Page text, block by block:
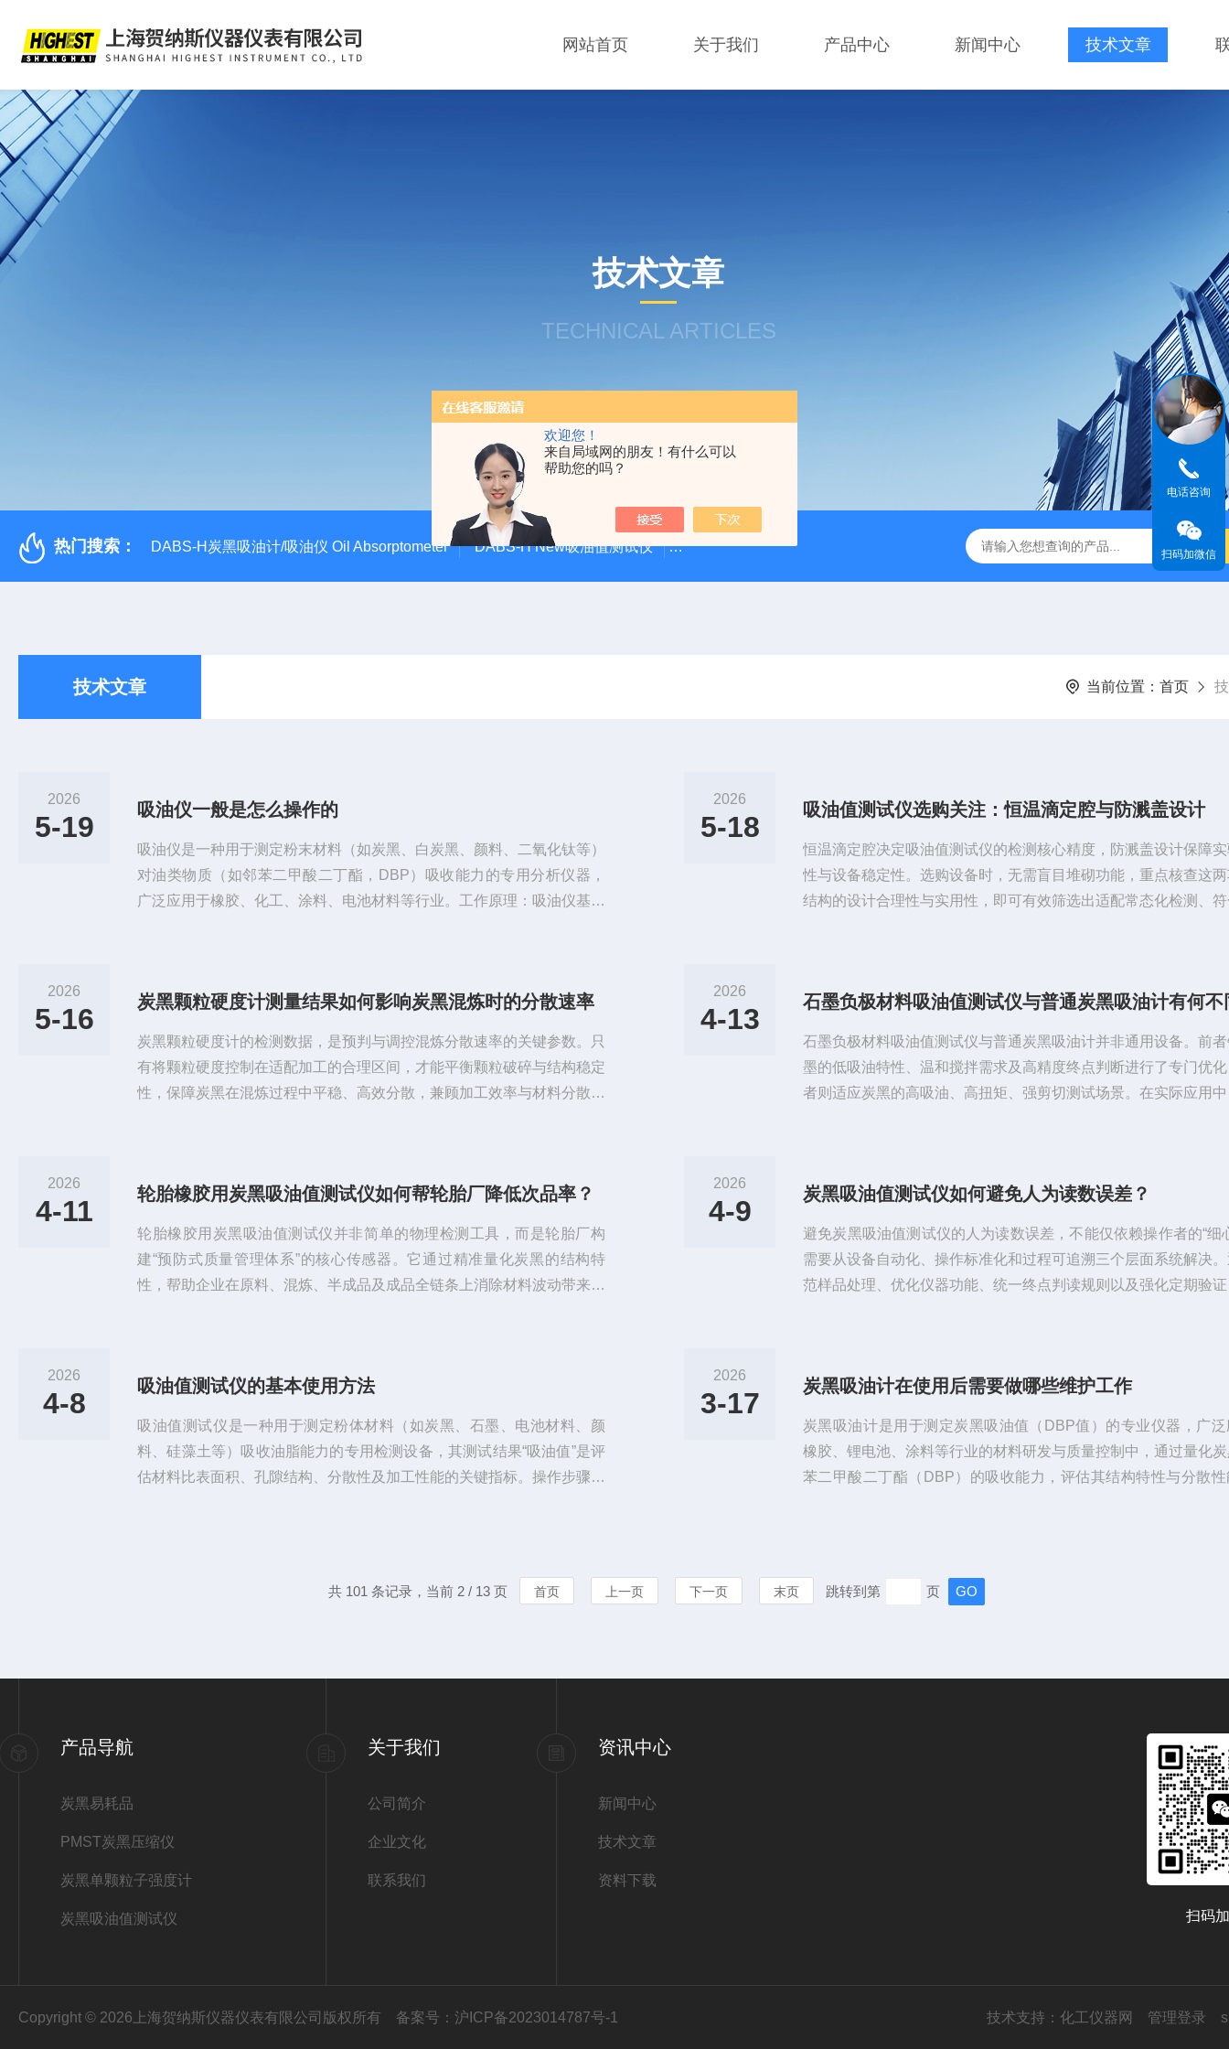
欢迎您！
来自局域网的朋友！有什么可以
帮助您的吗？
网站首页 关于我们 产品中心 新闻中心 技术文章
技术文章
TECHNICAL ARTICLES
热门搜索： DABS-H炭黑吸油计/吸油仪 Oil Absorptometer DABS-H New吸油值测试仪 DABS-01吸油值测试仪/炭黑吸油计 A9,B9,C9,D9,E9,F9,H9SRB9 标准炭黑
技术文章 当前位置： 首页
2026
5-19
吸油仪一般是怎么操作的
吸油仪‌是一种用于测定粉末材料（如炭黑、白炭黑、颜料、二氧化钛等）
对油类物质（如邻苯二甲酸二丁酯，DBP）吸收能力的专用分析仪器，
广泛应用于橡胶、化工、涂料、电池材料等行业。工作原理：吸油仪基于‌
耗的油量即为‌吸油值‌。测试能力范围：炭黑、吸油及压缩吸油白炭黑吸油
2026
5-18
吸油值测试仪选购关注：恒温滴定腔与防溅盖设计
恒温滴定腔决定吸油值测试仪的检测核心精度，防溅盖设计保障
性与设备稳定性。选购设备时，无需盲目堆砌功能，重点核查这
结构的设计合理性与实用性，即可有效筛选出适配常态化检测、
剂黏度、粉体吸附特性均会随温度波动产生变化。环境温度偏高
2026
5-16
炭黑颗粒硬度计测量结果如何影响炭黑混炼时的分散速率
炭黑颗粒硬度计的检测数据，是预判与调控混炼分散速率的关键参数。只
有将颗粒硬度控制在适配加工的合理区间，才能平衡颗粒破碎与结构稳定
性，保障炭黑在混炼过程中平稳、高效分散，兼顾加工效率与材料分散质
供了重要依据。颗粒硬度与分散速率之间存在明确的关联机制，理解这一
2026
4-13
石墨负极材料吸油值测试仪与普通炭黑吸油计有何不
石墨负极材料吸油值测试仪与普通炭黑吸油计并非通用设备。前
墨的低吸油特性、温和搅拌需求及高精度终点判断进行了专门优
者则适应炭黑的高吸油、高扭矩、强剪切测试场景。在实际应用
本原理。测试过程中，仪器通过恒定的搅拌和滴加液体方式，使
2026
4-11
轮胎橡胶用炭黑吸油值测试仪如何帮轮胎厂降低次品率？
轮胎橡胶用炭黑吸油值测试仪并非简单的物理检测工具，而是轮胎厂构
建“预防式质量管理体系”的核心传感器。它通过精准量化炭黑的结构特
性，帮助企业在原料、混炼、半成品及成品全链条上消除材料波动带来的
损或崩花掉块。只有吸油值稳定的炭黑，才能保证混炼胶的门尼粘度、硫
2026
4-9
炭黑吸油值测试仪如何避免人为读数误差？
避免炭黑吸油值测试仪的人为读数误差，不能仅依赖操作者的“细
需要从设备自动化、操作标准化和过程可追溯三个层面系统解决
范样品处理、优化仪器功能、统一终点判读规则以及强化定期验
动。建议：严格按照标准（如ASTMD2414、GB/T3780.2）规
2026
4-8
吸油值测试仪的基本使用方法
吸油值测试仪‌是一种用于测定粉体材料（如炭黑、石墨、电池材料、颜
料、硅藻土等）吸收油脂能力的专用检测设备，其测试结果“吸油值”是评
估材料比表面积、孔隙结构、分散性及加工性能的关键指标。操作步骤：
封避光保存，避免吸湿或氧化。‌仪器校准‌：每日使用前校准滴定泵...
2026
3-17
炭黑吸油计在使用后需要做哪些维护工作
炭黑吸油计‌是用于测定炭黑吸油值（DBP值）的专业仪器，广
橡胶、锂电池、涂料等行业的材料研发与质量控制中，通过量化
苯二甲酸二丁酯（DBP）的吸收能力，评估其结构特性与分散
提升补强效果；在‌锂电池领域‌，导电炭黑的吸油值影响电极浆料
与电解...
共 101 条记录，当前 2 / 13 页 首页 上一页 下一页 末页 跳转到第 页
产品导航
炭黑易耗品
PMST炭黑压缩仪
炭黑单颗粒子强度计
炭黑吸油值测试仪
关于我们
公司简介
企业文化
联系我们
资讯中心
新闻中心
技术文章
资料下载
扫码
Copyright © 2026上海贺纳斯仪器仪表有限公司版权所有 备案号：沪ICP备2023014787号-1 技术支持： 化工仪器网 管理登录
电话咨询
扫码加微信